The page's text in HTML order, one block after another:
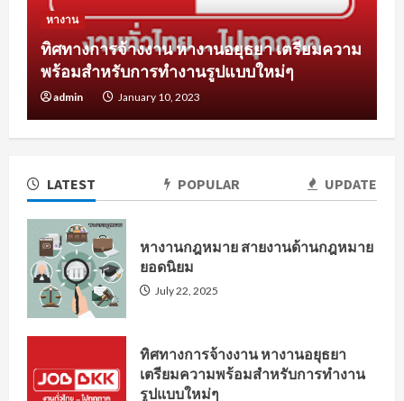
LATEST POPULAR UPDATE
หางานกฎหมาย สายงานด้านกฎหมาย
ยอดนิยม
July 22, 2025
ทิศทางการจ้างงาน หางานอยุธยา
เตรียมความพร้อมสำหรับการทำงาน
รูปแบบใหม่ๆ
หางาน
ทิศทางการจ้างงาน หางานอยุธยา เตรียมความ
พร้อมสำหรับการทำงานรูปแบบใหม่ๆ
admin January 10, 2023